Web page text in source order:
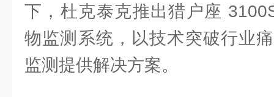
下，杜克泰克推出猎户座
物监测系统，以技术突破行业
监测提供解决方案。